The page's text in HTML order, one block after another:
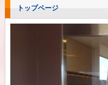
トップページ